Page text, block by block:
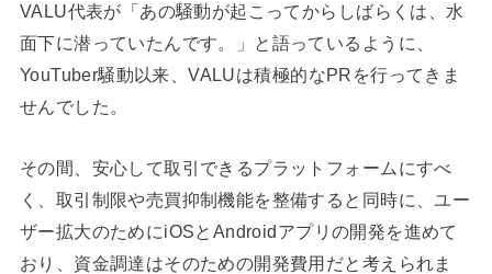
VALU代表が「あの騒動が起こってからしばらくは、水
面下に潜っていたんです。」と語っているように、
YouTuber騒動以来、VALUは積極的なPRを行ってきま
せんでした。
その間、安心して取引できるプラットフォームにすべ
く、取引制限や売買抑制機能を整備すると同時に、ユー
ザー拡大のためにiOSとAndroidアプリの開発を進めて
おり、資金調達はそのための開発費用だと考えられま